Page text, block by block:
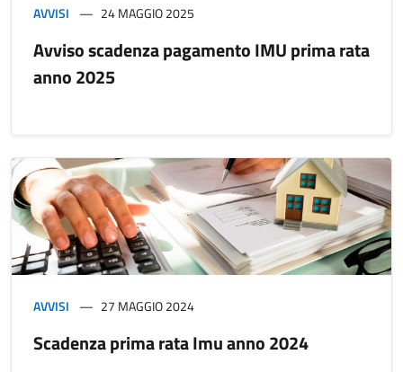
AVVISI 24 MAGGIO 2025
Avviso scadenza pagamento IMU prima rata
anno 2025
AVVISI 27 MAGGIO 2024
Scadenza prima rata Imu anno 2024